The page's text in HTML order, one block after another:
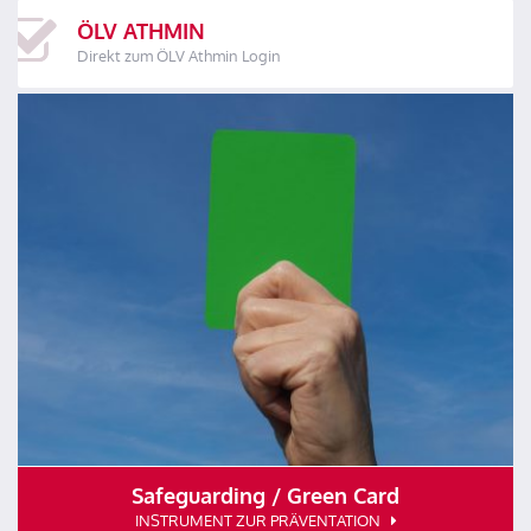
ÖLV ATHMIN
Direkt zum ÖLV Athmin Login
Safeguarding / Green Card
INSTRUMENT ZUR PRÄVENTATION